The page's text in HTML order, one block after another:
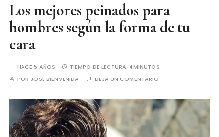
Los mejores peinados para
hombres según la forma de tu
cara
HACE 5 AÑOS TIEMPO DE LECTURA: 4MINUTOS
POR JOSE BIENVENIDA DEJA UN COMENTARIO